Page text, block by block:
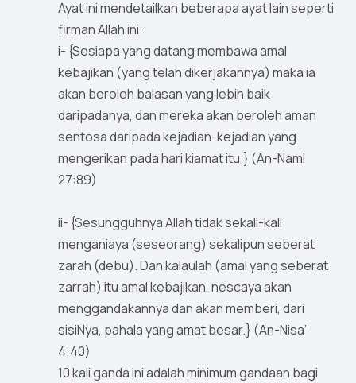
Ayat ini mendetailkan beberapa ayat lain seperti
firman Allah ini:
i- {Sesiapa yang datang membawa amal
kebajikan (yang telah dikerjakannya) maka ia
akan beroleh balasan yang lebih baik
daripadanya, dan mereka akan beroleh aman
sentosa daripada kejadian-kejadian yang
mengerikan pada hari kiamat itu.} (An-Naml
27:89)
ii- {Sesungguhnya Allah tidak sekali-kali
menganiaya (seseorang) sekalipun seberat
zarah (debu). Dan kalaulah (amal yang seberat
zarrah) itu amal kebajikan, nescaya akan
menggandakannya dan akan memberi, dari
sisiNya, pahala yang amat besar.} (An-Nisa’
4:40)
10 kali ganda ini adalah minimum gandaan bagi